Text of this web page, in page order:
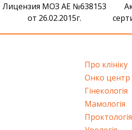
Аккредитационный
сертификат МОЗ №015089
Про клініку
Онко центр
Гінекологія
Мамологія
Проктологія